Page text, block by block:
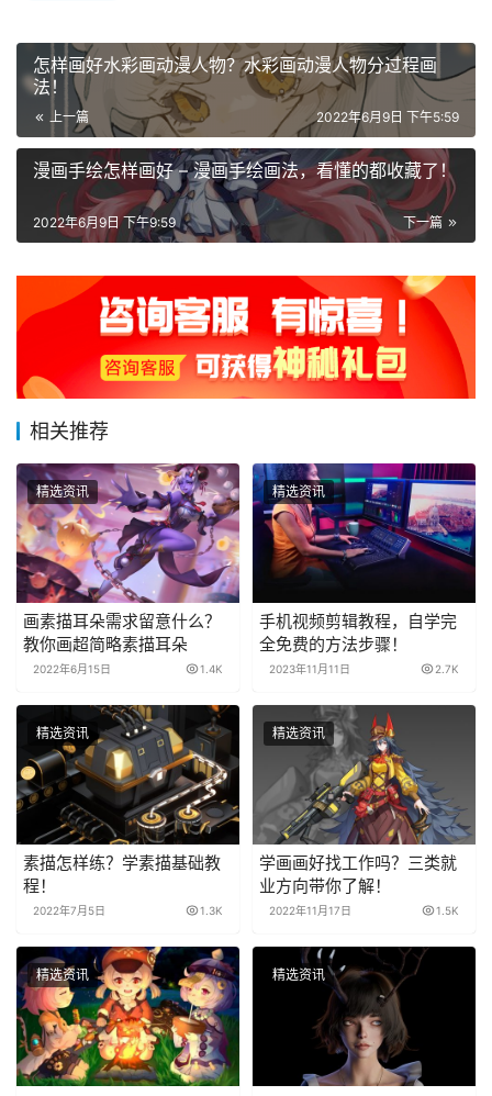
怎样画好水彩画动漫人物？水彩画动漫人物分过程画
法！
上一篇 2022年6月9日 下午5:59
漫画手绘怎样画好 – 漫画手绘画法，看懂的都收藏了！
下一篇
2022年6月9日 下午9:59
相关推荐
精选资讯
画素描耳朵需求留意什么？
教你画超简略素描耳朵
2022年6月15日 1.4K
精选资讯
手机视频剪辑教程，自学完
全免费的方法步骤！
2023年11月11日 2.7K
精选资讯
素描怎样练？学素描基础教
程！
2022年7月5日 1.3K
精选资讯
学画画好找工作吗？三类就
业方向带你了解！
2022年11月17日 1.5K
精选资讯 精选资讯